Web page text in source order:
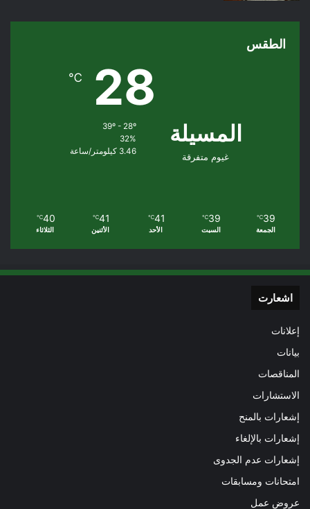
الطقس
المسيلة
غيوم متفرقة
28
℃
39º - 28º
32%
3.46 كيلومتر/ساعة
39
℃
الجمعة
39
℃
السبت
41
℃
الأحد
41
℃
الأثنين
40
℃
الثلاثاء
اشعارت
إعلانات
بيانات
المناقصات
الاستشارات
إشعارات بالمنح
إشعارات بالإلغاء
إشعارات عدم الجدوى
امتحانات ومسابقات
عروض عمل